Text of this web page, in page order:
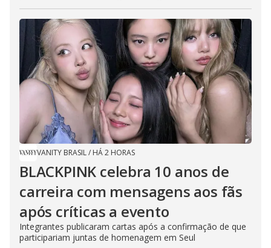
VANITY BRASIL/ HÁ 2 HORAS
BLACKPINK celebra 10 anos de
carreira com mensagens aos fãs
após críticas a evento
Integrantes publicaram cartas após a confirmação de que
participariam juntas de homenagem em Seul